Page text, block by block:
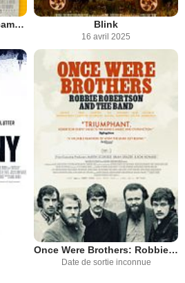
The AI Doc: Or How I Became An Apocaloptimist Blink
16 avril 2025
Once Were Brothers: Robbie Robertson and The Band
Date de sortie inconnue